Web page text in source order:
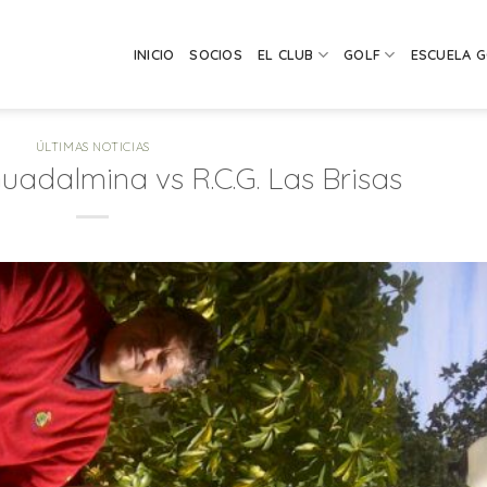
INICIO SOCIOS EL CLUB GOLF ESCUELA
ÚLTIMAS NOTICIAS
vs R.C.G. Las Brisas